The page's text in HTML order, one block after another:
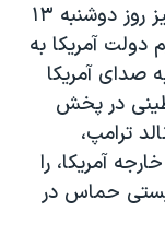
یک سخنگوی وزارت امور خارجه آمریکا نیز روز دوشنبه ۱۳
دولت آمریکا به
صدای آمریکا
در پخش
ترامپ،
آمریکا، را
حماس در